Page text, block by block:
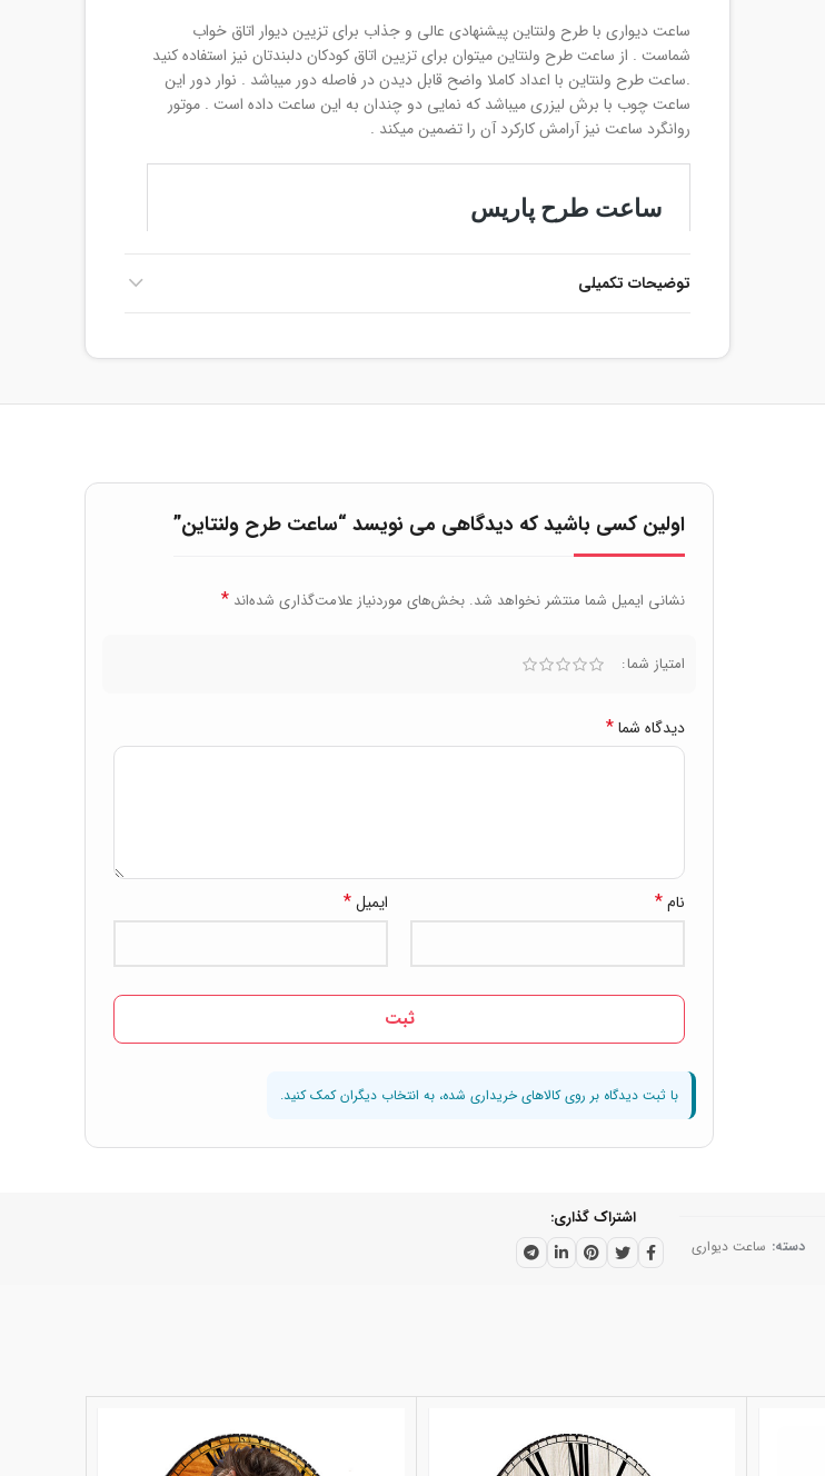
ساعت دیواری با طرح ولنتاین پیشنهادی عالی و جذاب برای تزیین دیوار اتاق خواب
شماست . از ساعت طرح ولنتاین میتوان برای تزیین اتاق کودکان دلبندتان نیز استفاده کنید
.ساعت طرح ولنتاین با اعداد کاملا واضح قابل دیدن در فاصله دور میباشد . نوار دور این
ساعت چوب با برش لیزری میباشد که نمایی دو چندان به این ساعت داده است . موتور
روانگرد ساعت نیز آرامش کارکرد آن را تضمین میکند .
توضیحات تکمیلی
اولین کسی باشید که دیدگاهی می نویسد “ساعت طرح ولنتاین”
نشانی ایمیل شما منتشر نخواهد شد. بخش‌های موردنیاز علامت‌گذاری شده‌اند *
امتیاز شما
دیدگاه شما*
نام* ایمیل*
دسته: ساعت دیواری
اشتراک گذاری